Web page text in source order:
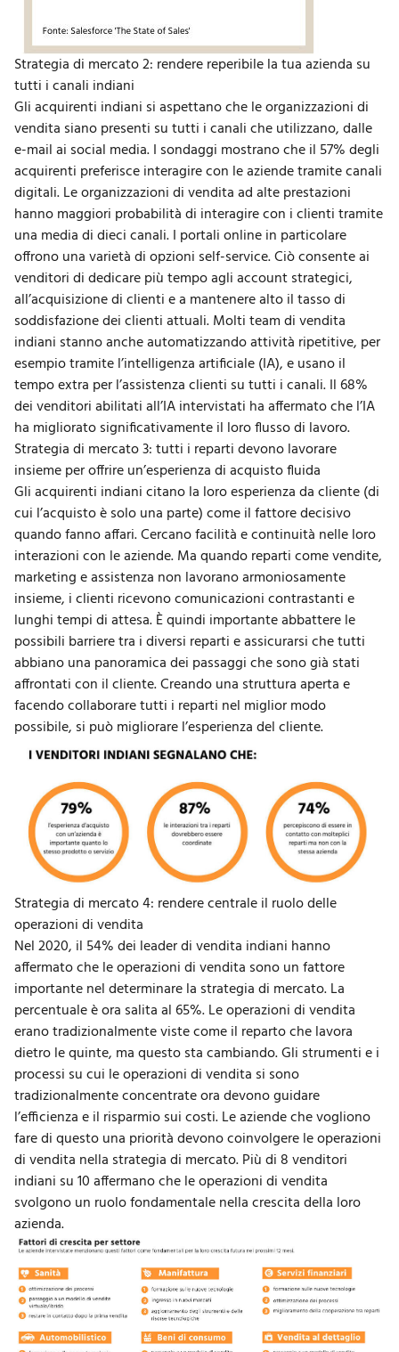
Strategia di mercato 2: rendere reperibile la tua azienda su
tutti i canali indiani
Gli acquirenti indiani si aspettano che le organizzazioni di
vendita siano presenti su tutti i canali che utilizzano, dalle
e-mail ai social media. I sondaggi mostrano che il 57% degli
acquirenti preferisce interagire con le aziende tramite canali
digitali. Le organizzazioni di vendita ad alte prestazioni
hanno maggiori probabilità di interagire con i clienti tramite
una media di dieci canali. I portali online in particolare
offrono una varietà di opzioni self-service. Ciò consente ai
venditori di dedicare più tempo agli account strategici,
all’acquisizione di clienti e a mantenere alto il tasso di
soddisfazione dei clienti attuali. Molti team di vendita
indiani stanno anche automatizzando attività ripetitive, per
esempio tramite l’intelligenza artificiale (IA), e usano il
tempo extra per l’assistenza clienti su tutti i canali. Il 68%
dei venditori abilitati all’IA intervistati ha affermato che l’IA
ha migliorato significativamente il loro flusso di lavoro.
Strategia di mercato 3: tutti i reparti devono lavorare
insieme per offrire un’esperienza di acquisto fluida
Gli acquirenti indiani citano la loro esperienza da cliente (di
cui l’acquisto è solo una parte) come il fattore decisivo
quando fanno affari. Cercano facilità e continuità nelle loro
interazioni con le aziende. Ma quando reparti come vendite,
marketing e assistenza non lavorano armoniosamente
insieme, i clienti ricevono comunicazioni contrastanti e
lunghi tempi di attesa. È quindi importante abbattere le
possibili barriere tra i diversi reparti e assicurarsi che tutti
abbiano una panoramica dei passaggi che sono già stati
affrontati con il cliente. Creando una struttura aperta e
facendo collaborare tutti i reparti nel miglior modo
possibile, si può migliorare l’esperienza del cliente.
Strategia di mercato 4: rendere centrale il ruolo delle
operazioni di vendita
Nel 2020, il 54% dei leader di vendita indiani hanno
affermato che le operazioni di vendita sono un fattore
importante nel determinare la strategia di mercato. La
percentuale è ora salita al 65%. Le operazioni di vendita
erano tradizionalmente viste come il reparto che lavora
dietro le quinte, ma questo sta cambiando. Gli strumenti e i
processi su cui le operazioni di vendita si sono
tradizionalmente concentrate ora devono guidare
l’efficienza e il risparmio sui costi. Le aziende che vogliono
fare di questo una priorità devono coinvolgere le operazioni
di vendita nella strategia di mercato. Più di 8 venditori
indiani su 10 affermano che le operazioni di vendita
svolgono un ruolo fondamentale nella crescita della loro
azienda.